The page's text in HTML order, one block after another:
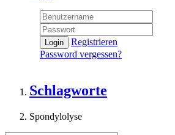
Login
Registrieren
Password vergessen?
Schlagworte
Spondylolyse